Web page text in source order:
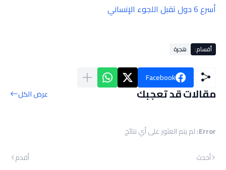
أسرع 6 دول تقبل اللجوء الإنساني
أقسام: هجرة
Facebook
مقالات قد تعجبك عرض الكل
Error: لم يتم العثور على أي نتائج
أحدث
أقدم